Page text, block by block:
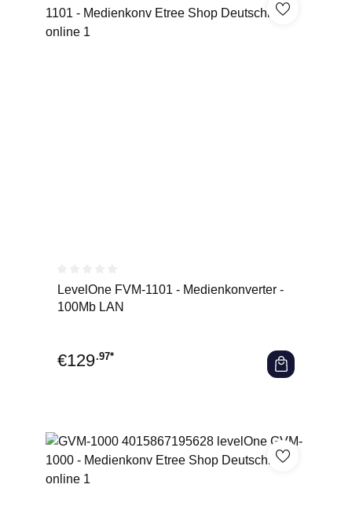
Durchschnittliche Bewertung von 0 von 5 Sternen
LevelOne FVM-1101 - Medienkonverter -
100Mb LAN
€129.97*